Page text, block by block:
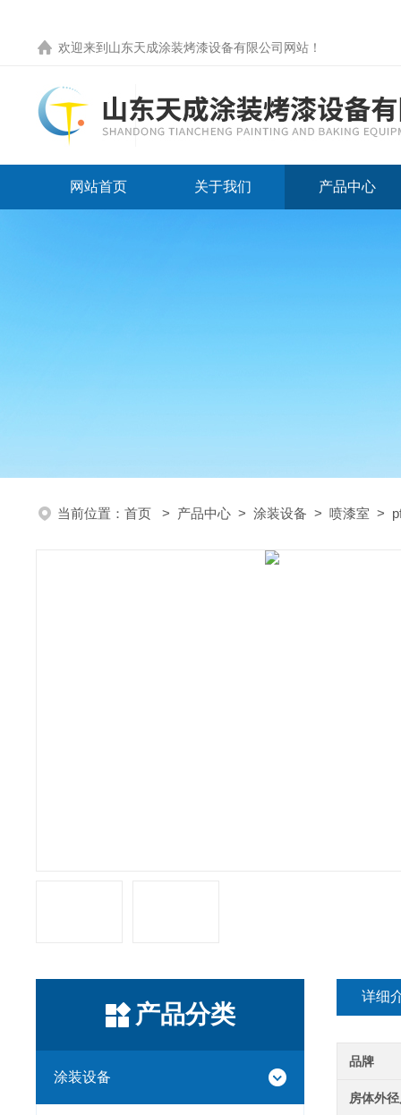
欢迎来到 山东天成涂装烤漆设备有限公司网站 ！
网站首页 关于我们 产品中心
当前位置： 首页 > 产品中心 > 涂装设备 > 喷漆室 >
产品分类
涂装设备
详细
品牌
房体外